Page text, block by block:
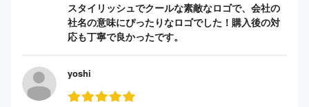
スタイリッシュでクールな素敵なロゴで、会社の
社名の意味にぴったりなロゴでした！購入後の対
応も丁寧で良かったです。
yoshi